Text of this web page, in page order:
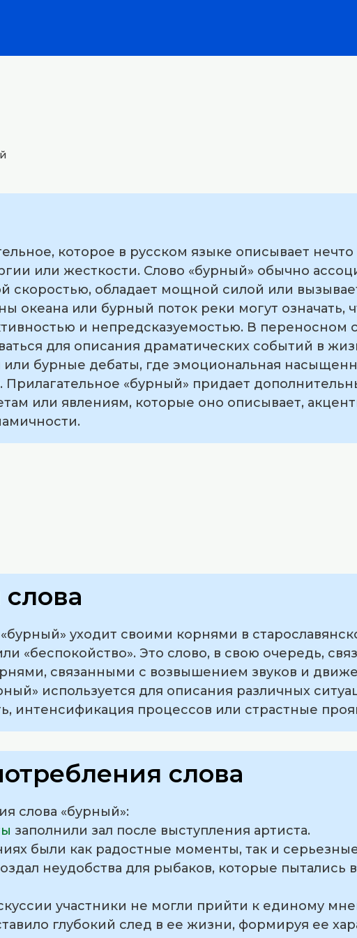
которое в русском языке описывает
или жесткости. Слово «бурный» обычно
скоростью, обладает мощной силой или
океана или бурный поток реки могут означать,
и непредсказуемостью. В переносном
для описания драматических событий в
бурные дебаты, где эмоциональная
Прилагательное «бурный» придает
или явлениям, которые оно описывает,
уходит своими корнями в
«беспокойство». Это слово, в свою очередь,
связанными с возвышением звуков и
используется для описания различных
интенсификация процессов или страстные
слова
слова «бурный»:
заполнили зал после выступления артиста.
были как радостные моменты, так и
неудобства для рыбаков, которые пытались
участники не могли прийти к единому
глубокий след в ее жизни, формируя ее